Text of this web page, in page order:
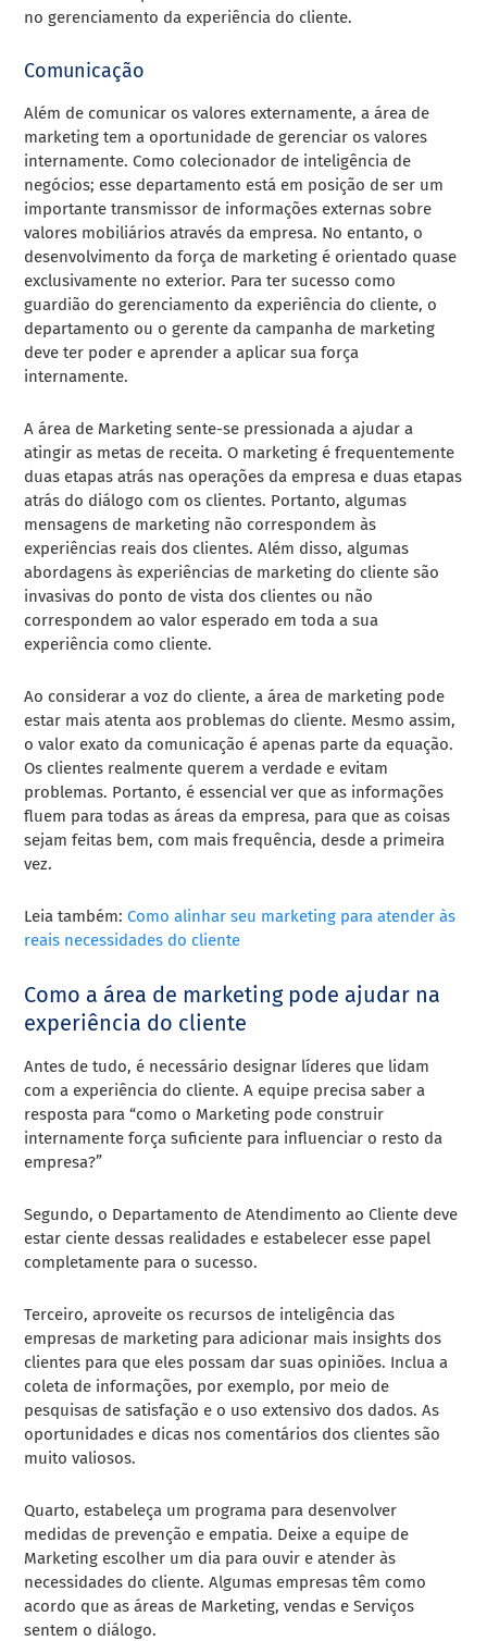
no gerenciamento da experiência do cliente.
Comunicação
Além de comunicar os valores externamente, a área de
marketing tem a oportunidade de gerenciar os valores
internamente. Como colecionador de inteligência de
negócios; esse departamento está em posição de ser um
importante transmissor de informações externas sobre
valores mobiliários através da empresa. No entanto, o
desenvolvimento da força de marketing é orientado quase
exclusivamente no exterior. Para ter sucesso como
guardião do gerenciamento da experiência do cliente, o
departamento ou o gerente da campanha de marketing
deve ter poder e aprender a aplicar sua força
internamente.
A área de Marketing sente-se pressionada a ajudar a
atingir as metas de receita. O marketing é frequentemente
duas etapas atrás nas operações da empresa e duas etapas
atrás do diálogo com os clientes. Portanto, algumas
mensagens de marketing não correspondem às
experiências reais dos clientes. Além disso, algumas
abordagens às experiências de marketing do cliente são
invasivas do ponto de vista dos clientes ou não
correspondem ao valor esperado em toda a sua
experiência como cliente.
Ao considerar a voz do cliente, a área de marketing pode
estar mais atenta aos problemas do cliente. Mesmo assim,
o valor exato da comunicação é apenas parte da equação.
Os clientes realmente querem a verdade e evitam
problemas. Portanto, é essencial ver que as informações
fluem para todas as áreas da empresa, para que as coisas
sejam feitas bem, com mais frequência, desde a primeira
vez.
Leia também:Como alinhar seu marketing para atender às
reais necessidades do cliente
Como a área de marketing pode ajudar na
experiência do cliente
Antes de tudo, é necessário designar líderes que lidam
com a experiência do cliente. A equipe precisa saber a
resposta para “como o Marketing pode construir
internamente força suficiente para influenciar o resto da
empresa?”
Segundo, o Departamento de Atendimento ao Cliente deve
estar ciente dessas realidades e estabelecer esse papel
completamente para o sucesso.
Terceiro, aproveite os recursos de inteligência das
empresas de marketing para adicionar mais insights dos
clientes para que eles possam dar suas opiniões. Inclua a
coleta de informações, por exemplo, por meio de
pesquisas de satisfação e o uso extensivo dos dados. As
oportunidades e dicas nos comentários dos clientes são
muito valiosos.
Quarto, estabeleça um programa para desenvolver
medidas de prevenção e empatia. Deixe a equipe de
Marketing escolher um dia para ouvir e atender às
necessidades do cliente. Algumas empresas têm como
acordo que as áreas de Marketing, vendas e Serviços
sentem o diálogo.